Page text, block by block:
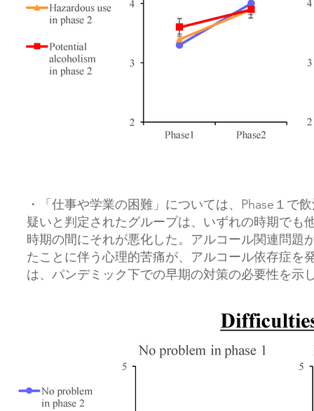
・「仕事や学業の困難」については、Phase１で
疑いと判定されたグループは、いずれの時期でも
時期の間にそれが悪化した。アルコール関連問題
たことに伴う心理的苦痛が、アルコール依存症を
は、パンデミック下での早期の対策の必要性を示